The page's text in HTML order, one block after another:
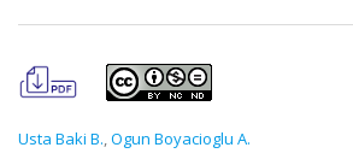
Usta Baki B.,Ogun Boyacioglu A.